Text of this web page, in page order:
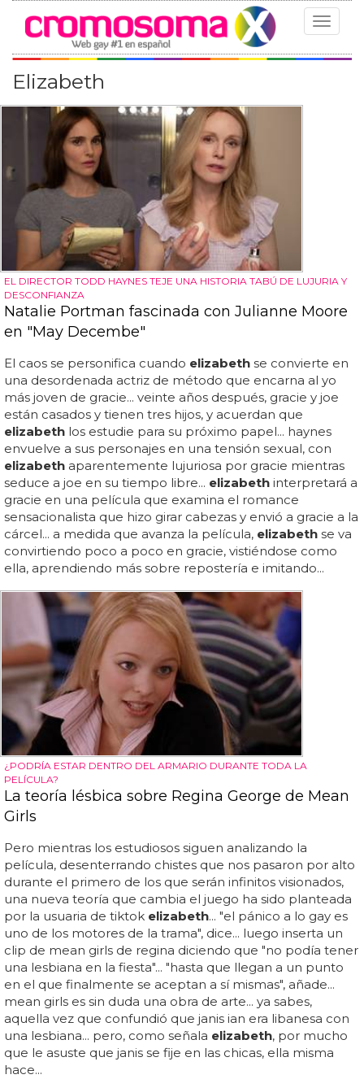
Toggle
Elizabeth
EL DIRECTOR TODD HAYNES TEJE UNA HISTORIA TABÚ DE LUJURIA Y
DESCONFIANZA
Natalie Portman fascinada con Julianne Moore
en "May Decembe"
El caos se personifica cuando elizabeth se convierte en
una desordenada actriz de método que encarna al yo
más joven de gracie... veinte años después, gracie y joe
están casados y tienen tres hijos, y acuerdan que
elizabeth los estudie para su próximo papel... haynes
envuelve a sus personajes en una tensión sexual, con
elizabeth aparentemente lujuriosa por gracie mientras
seduce a joe en su tiempo libre... elizabeth interpretará a
gracie en una película que examina el romance
sensacionalista que hizo girar cabezas y envió a gracie a la
cárcel... a medida que avanza la película, elizabeth se va
convirtiendo poco a poco en gracie, vistiéndose como
ella, aprendiendo más sobre repostería e imitando...
¿PODRÍA ESTAR DENTRO DEL ARMARIO DURANTE TODA LA
PELÍCULA?
La teoría lésbica sobre Regina George de Mean
Girls
Pero mientras los estudiosos siguen analizando la
película, desenterrando chistes que nos pasaron por alto
durante el primero de los que serán infinitos visionados,
una nueva teoría que cambia el juego ha sido planteada
por la usuaria de tiktok elizabeth... "el pánico a lo gay es
uno de los motores de la trama", dice... luego inserta un
clip de mean girls de regina diciendo que "no podía tener
una lesbiana en la fiesta"... "hasta que llegan a un punto
en el que finalmente se aceptan a sí mismas", añade...
mean girls es sin duda una obra de arte... ya sabes,
aquella vez que confundió que janis ian era libanesa con
una lesbiana... pero, como señala elizabeth, por mucho
que le asuste que janis se fije en las chicas, ella misma
hace...